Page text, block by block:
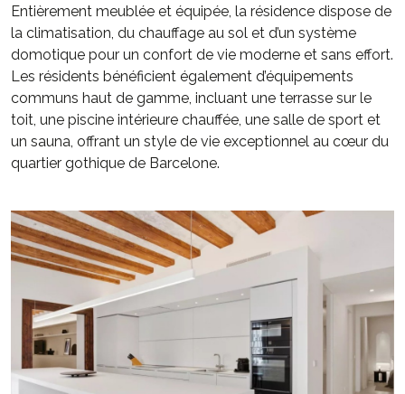
Entièrement meublée et équipée, la résidence dispose de
la climatisation, du chauffage au sol et d’un système
domotique pour un confort de vie moderne et sans effort.
Les résidents bénéficient également d’équipements
communs haut de gamme, incluant une terrasse sur le
toit, une piscine intérieure chauffée, une salle de sport et
un sauna, offrant un style de vie exceptionnel au cœur du
quartier gothique de Barcelone.